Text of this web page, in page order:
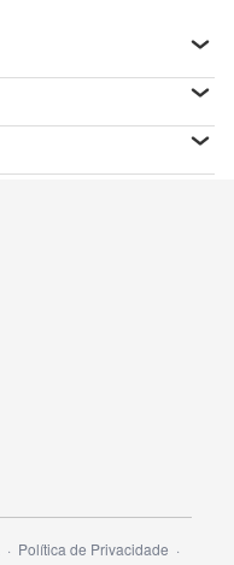
Política de Privacidade